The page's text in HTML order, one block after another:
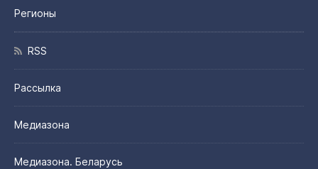
Регионы
RSS
Рассылка
Медиазона
Медиазона. Беларусь